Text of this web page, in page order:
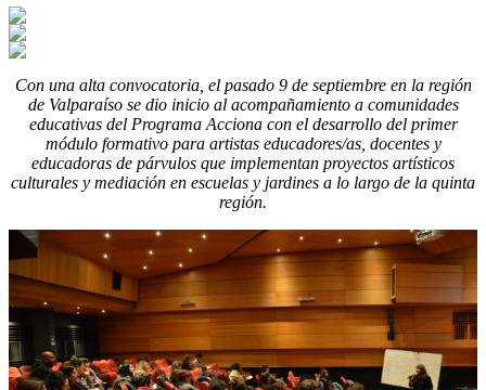
Con una alta convocatoria, el pasado 9 de septiembre en la región
de Valparaíso se dio inicio al acompañamiento a comunidades
educativas del Programa Acciona con el desarrollo del primer
módulo formativo para artistas educadores/as, docentes y
educadoras de párvulos que implementan proyectos artísticos
culturales y mediación en escuelas y jardines a lo largo de la quinta
región.